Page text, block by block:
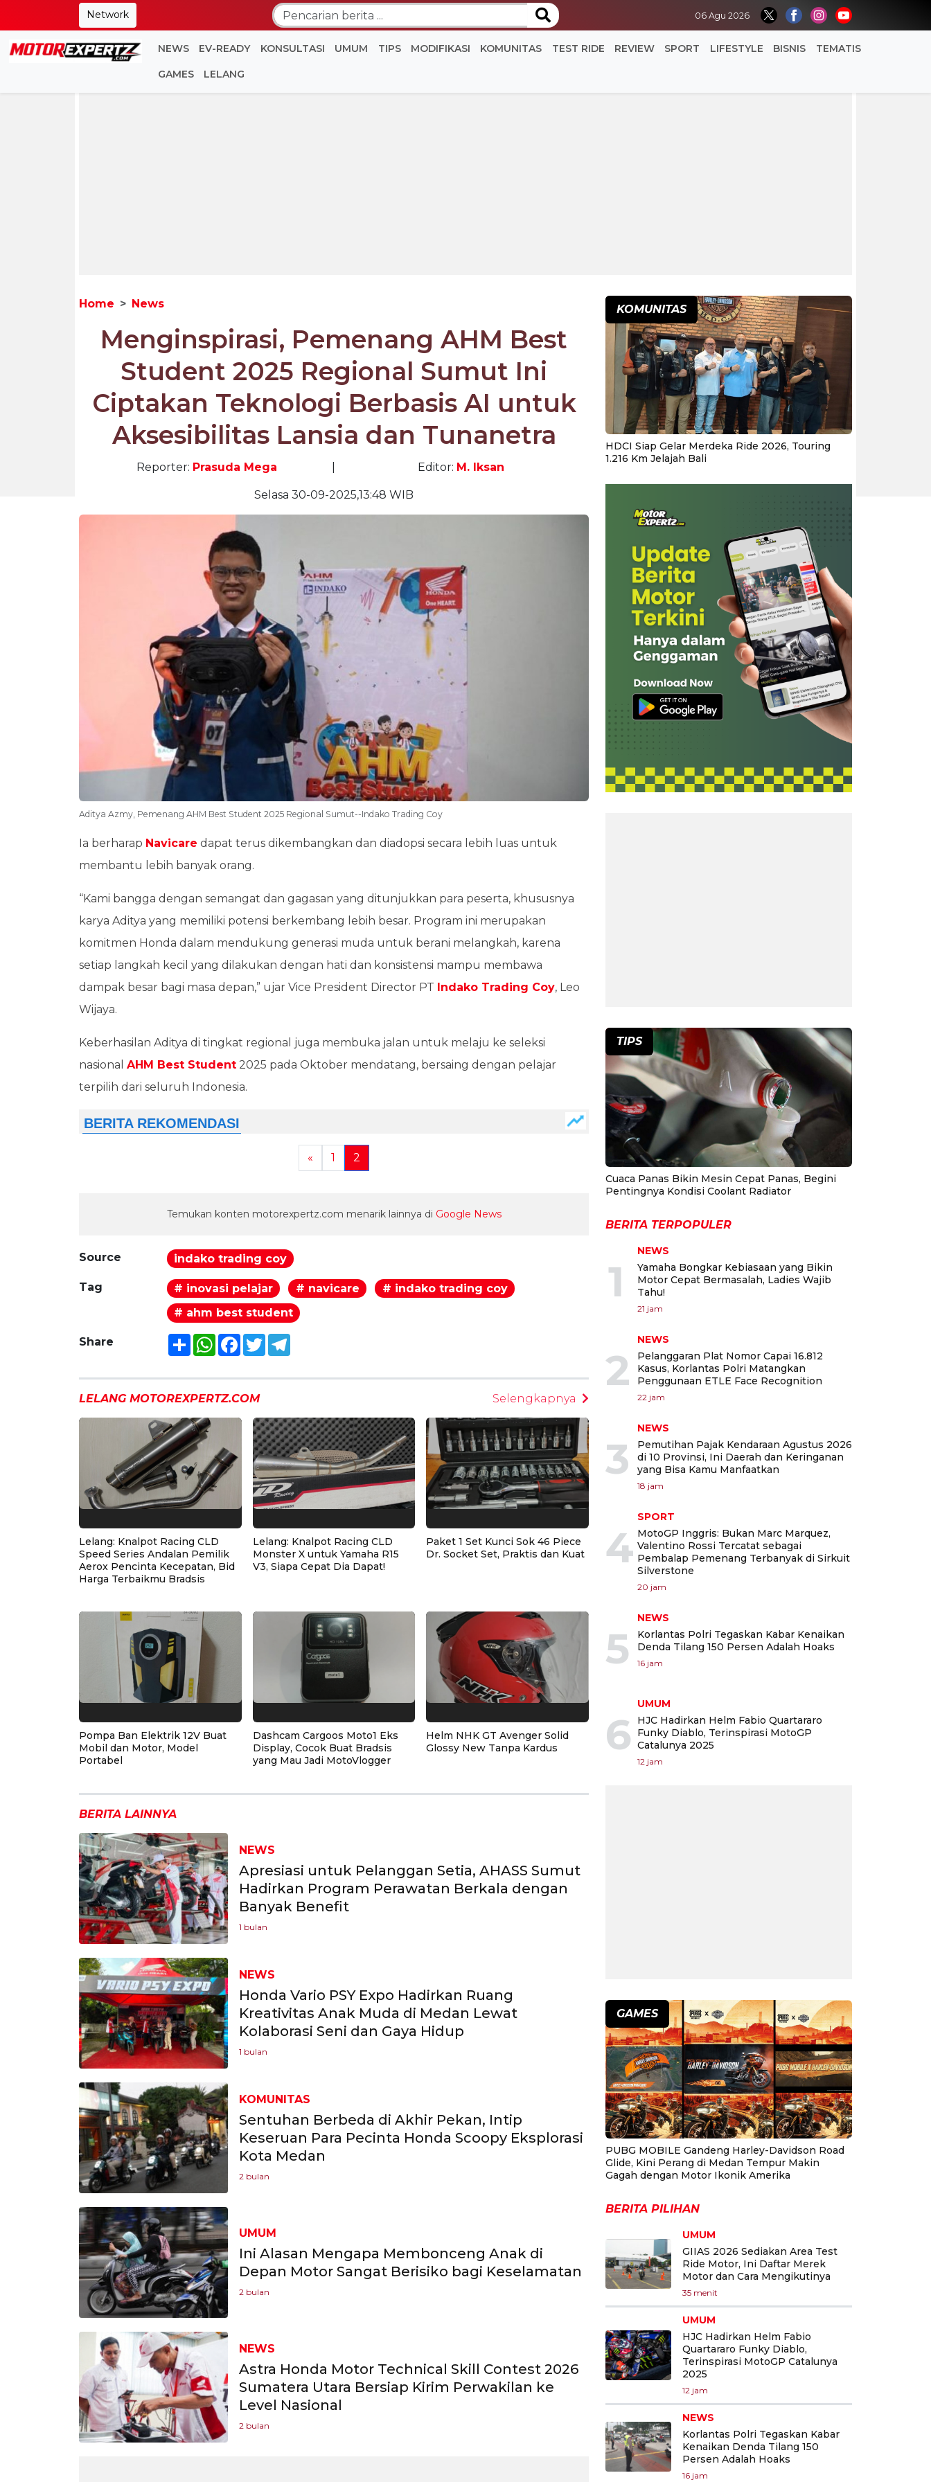
Network 06 Agu 2026
NEWS EV-READY KONSULTASI UMUM TIPS MODIFIKASI KOMUNITAS TEST RIDE REVIEW SPORT LIFESTYLE BISNIS TEMATIS
GAMES LELANG
Home News
Menginspirasi, Pemenang AHM Best
Student 2025 Regional Sumut Ini
Ciptakan Teknologi Berbasis AI untuk
Aksesibilitas Lansia dan Tunanetra
Reporter: Prasuda Mega Editor: M. Iksan
Selasa 30-09-2025,13:48 WIB
Aditya Azmy, Pemenang AHM Best Student 2025 Regional Sumut--Indako Trading Coy
Ia berharap Navicare dapat terus dikembangkan dan diadopsi secara lebih luas untuk
membantu lebih banyak orang.
“Kami bangga dengan semangat dan gagasan yang ditunjukkan para peserta, khususnya
karya Aditya yang memiliki potensi berkembang lebih besar. Program ini merupakan
komitmen Honda dalam mendukung generasi muda untuk berani melangkah, karena
setiap langkah kecil yang dilakukan dengan hati dan konsistensi mampu membawa
dampak besar bagi masa depan,” ujar Vice President Director PT Indako Trading Coy, Leo
Wijaya.
Keberhasilan Aditya di tingkat regional juga membuka jalan untuk melaju ke seleksi
nasional AHM Best Student 2025 pada Oktober mendatang, bersaing dengan pelajar
terpilih dari seluruh Indonesia.
« 1 2
Temukan konten motorexpertz.com menarik lainnya di Google News
Source indako trading coy
Tag # inovasi pelajar # navicare
# indako trading coy
# ahm best student
Share ShareWhatsApp
Facebook
TwitterTelegram
LELANG MOTOREXPERTZ.COM Selengkapnya
Lelang: Knalpot Racing CLD
Speed Series Andalan Pemilik
Aerox Pencinta Kecepatan, Bid
Harga Terbaikmu Bradsis
Lelang: Knalpot Racing CLD
Monster X untuk Yamaha R15
V3, Siapa Cepat Dia Dapat!
Paket 1 Set Kunci Sok 46 Piece
Dr. Socket Set, Praktis dan Kuat
Pompa Ban Elektrik 12V Buat
Mobil dan Motor, Model
Portabel
Dashcam Cargoos Moto1 Eks
Display, Cocok Buat Bradsis
yang Mau Jadi MotoVlogger
Helm NHK GT Avenger Solid
Glossy New Tanpa Kardus
BERITA LAINNYA
NEWS
Apresiasi untuk Pelanggan Setia, AHASS Sumut
Hadirkan Program Perawatan Berkala dengan
Banyak Benefit
1 bulan
NEWS
Honda Vario PSY Expo Hadirkan Ruang
Kreativitas Anak Muda di Medan Lewat
Kolaborasi Seni dan Gaya Hidup
1 bulan
KOMUNITAS
Sentuhan Berbeda di Akhir Pekan, Intip
Keseruan Para Pecinta Honda Scoopy Eksplorasi
Kota Medan
2 bulan
UMUM
Ini Alasan Mengapa Membonceng Anak di
Depan Motor Sangat Berisiko bagi Keselamatan
2 bulan
NEWS
Astra Honda Motor Technical Skill Contest 2026
Sumatera Utara Bersiap Kirim Perwakilan ke
Level Nasional
2 bulan
KOMUNITAS
HDCI Siap Gelar Merdeka Ride 2026, Touring
1.216 Km Jelajah Bali
TIPS
Cuaca Panas Bikin Mesin Cepat Panas, Begini
Pentingnya Kondisi Coolant Radiator
BERITA TERPOPULER
1
NEWS
Yamaha Bongkar Kebiasaan yang Bikin
Motor Cepat Bermasalah, Ladies Wajib
Tahu!
21 jam
2
NEWS
Pelanggaran Plat Nomor Capai 16.812
Kasus, Korlantas Polri Matangkan
Penggunaan ETLE Face Recognition
22 jam
3
NEWS
Pemutihan Pajak Kendaraan Agustus 2026
di 10 Provinsi, Ini Daerah dan Keringanan
yang Bisa Kamu Manfaatkan
18 jam
4
SPORT
MotoGP Inggris: Bukan Marc Marquez,
Valentino Rossi Tercatat sebagai
Pembalap Pemenang Terbanyak di Sirkuit
Silverstone
20 jam
5
NEWS
Korlantas Polri Tegaskan Kabar Kenaikan
Denda Tilang 150 Persen Adalah Hoaks
16 jam
6
UMUM
HJC Hadirkan Helm Fabio Quartararo
Funky Diablo, Terinspirasi MotoGP
Catalunya 2025
12 jam
GAMES
PUBG MOBILE Gandeng Harley-Davidson Road
Glide, Kini Perang di Medan Tempur Makin
Gagah dengan Motor Ikonik Amerika
BERITA PILIHAN
UMUM
GIIAS 2026 Sediakan Area Test
Ride Motor, Ini Daftar Merek
Motor dan Cara Mengikutinya
35 menit
UMUM
HJC Hadirkan Helm Fabio
Quartararo Funky Diablo,
Terinspirasi MotoGP Catalunya
2025
12 jam
NEWS
Korlantas Polri Tegaskan Kabar
Kenaikan Denda Tilang 150
Persen Adalah Hoaks
16 jam